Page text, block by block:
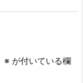
※ が付いている欄